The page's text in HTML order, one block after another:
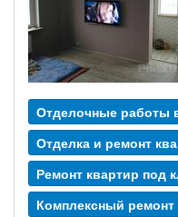
Отделочные работы
Отделка и ремонт
Ремонт квартир под
Комплексный ремонт